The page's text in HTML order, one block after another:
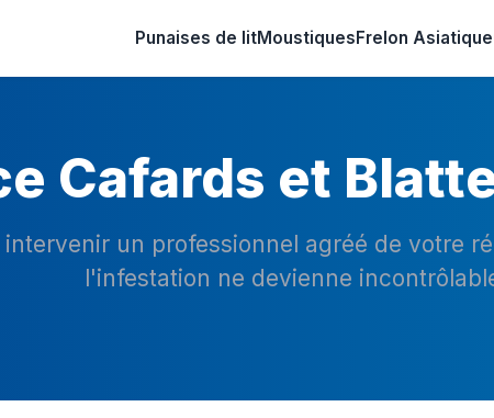
Punaises de litMoustiquesFrelon Asiatique
Cafards et
intervenir un professionnel agréé de votre
l'infestation ne devienne